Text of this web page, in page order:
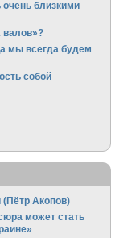
близкими
валов»?
мы всегда будем
собой
(Пётр Акопов)
может стать